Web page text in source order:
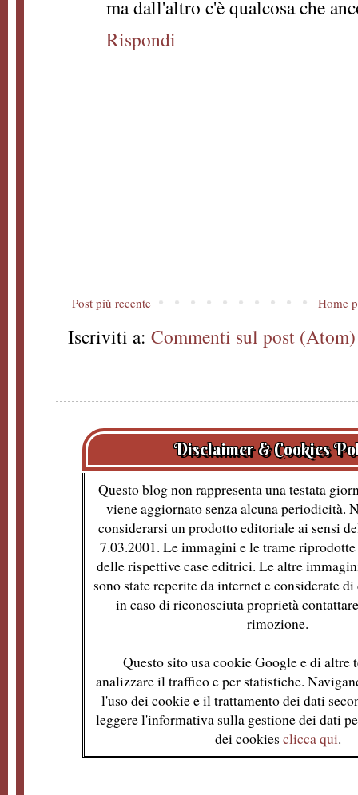
ma dall'altro c'è qualcosa che
Rispondi
Post più recente Home
Iscriviti a: Commenti sul post (Atom)
Disclaimer & Cookies
Questo blog non rappresenta una testata
viene aggiornato senza alcuna periodicità.
considerarsi un prodotto editoriale ai sensi
7.03.2001. Le immagini e le trame
delle rispettive case editrici. Le altre
sono state reperite da internet e considerate
in caso di riconosciuta proprietà
rimozione.
Questo sito usa cookie Google e di altre
analizzare il traffico e per statistiche.
l'uso dei cookie e il trattamento dei dati
leggere l'informativa sulla gestione dei dati
dei cookies clicca qui.